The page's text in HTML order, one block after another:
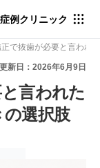
症例クリニック
で抜歯が必要と言われ
新日：2026年6月9日
言われた
選択肢